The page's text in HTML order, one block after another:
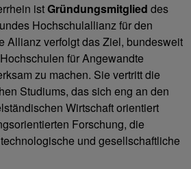
istGründungsmitglied des
Hochschulallianz für den
Allianz verfolgt das Ziel, bundesweit
für Angewandte
zu machen. Sie vertritt die
Studiums, das sich eng an den
Wirtschaft orientiert
Forschung, die
und gesellschaftliche